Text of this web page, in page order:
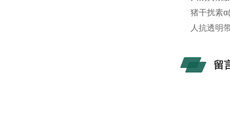
猪干扰素
人抗透明
留